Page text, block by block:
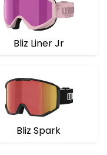
Bliz Liner Jr
Bliz Spark